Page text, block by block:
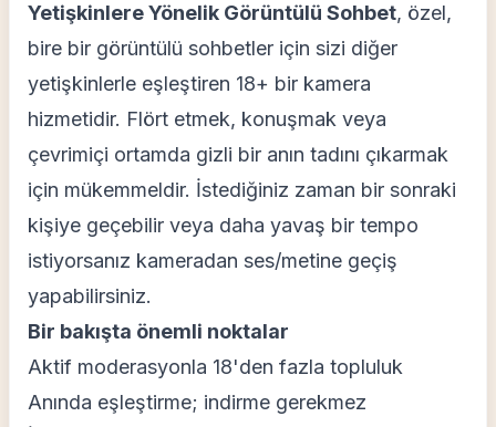
Yetişkinlere Yönelik Görüntülü Sohbet, özel,
bire bir görüntülü sohbetler için sizi diğer
yetişkinlerle eşleştiren 18+ bir kamera
hizmetidir. Flört etmek, konuşmak veya
çevrimiçi ortamda gizli bir anın tadını çıkarmak
için mükemmeldir. İstediğiniz zaman bir sonraki
kişiye geçebilir veya daha yavaş bir tempo
istiyorsanız kameradan ses/metine geçiş
yapabilirsiniz.
Bir bakışta önemli noktalar
Aktif moderasyonla 18'den fazla topluluk
Anında eşleştirme; indirme gerekmez